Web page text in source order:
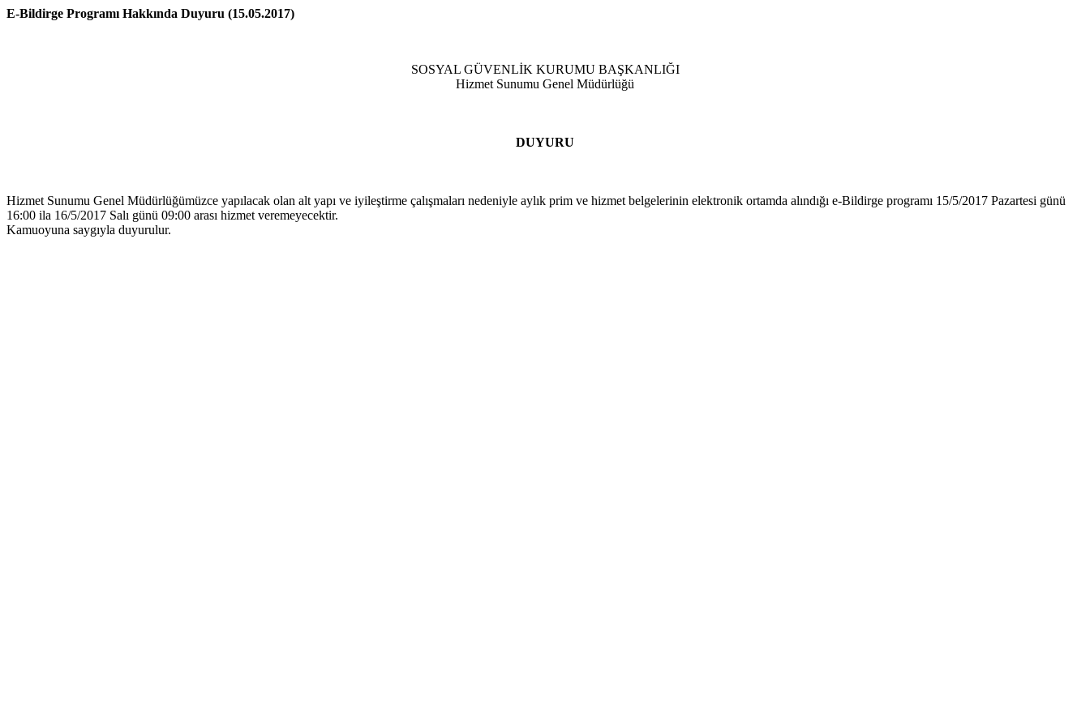
E-Bildirge Programı Hakkında Duyuru (15.05.2017)
SOSYAL GÜVENLİK KURUMU BAŞKANLIĞI
Hizmet Sunumu Genel Müdürlüğü
DUYURU
Hizmet Sunumu Genel Müdürlüğümüzce yapılacak olan alt yapı ve iyileştirme çalışmaları nedeniyle aylık prim ve hizmet belgelerinin elektronik ortamda alındığı e-Bildirge programı 15/5/2017 Pazartesi günü
16:00 ila 16/5/2017 Salı günü 09:00 arası hizmet veremeyecektir.
Kamuoyuna saygıyla duyurulur.